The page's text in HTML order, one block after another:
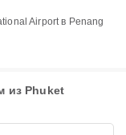
из Phuket